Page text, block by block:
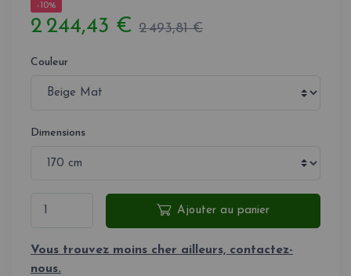
-10%
2 244,43 € 2 493,81 €
Couleur
Dimensions
Ajouter au panier
Vous trouvez moins cher ailleurs, contactez-
nous.